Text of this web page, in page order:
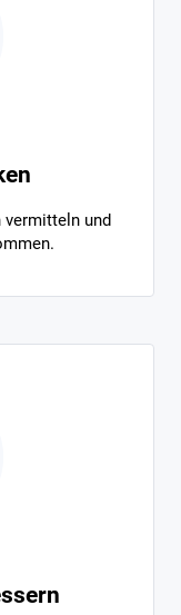
vermitteln und